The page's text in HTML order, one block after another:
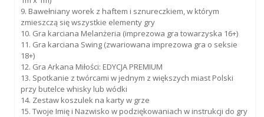
9. Bawełniany worek z haftem i sznureczkiem, w którym
zmieszczą się wszystkie elementy gry
10. Gra karciana Melanżeria (imprezowa gra towarzyska 16+)
11. Gra karciana Swing (zwariowana imprezowa gra o seksie
18+)
12. Gra Arkana Miłości: EDYCJA PREMIUM
13. Spotkanie z twórcami w jednym z większych miast Polski
przy butelce whisky lub wódki
14. Zestaw koszulek na karty w grze
15. Twoje Imię i Nazwisko w podziękowaniach w instrukcji do gry